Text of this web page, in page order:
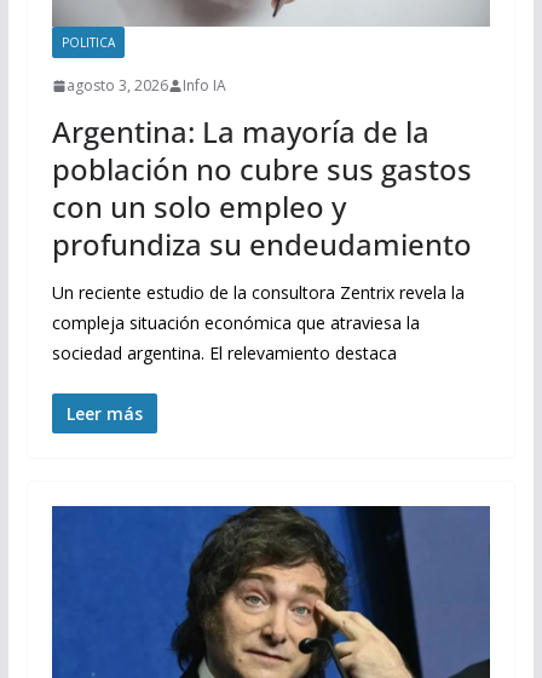
POLITICA
agosto 3, 2026 Info IA
Argentina: La mayoría de la
población no cubre sus gastos
con un solo empleo y
profundiza su endeudamiento
Un reciente estudio de la consultora Zentrix revela la
compleja situación económica que atraviesa la
sociedad argentina. El relevamiento destaca
Leer más